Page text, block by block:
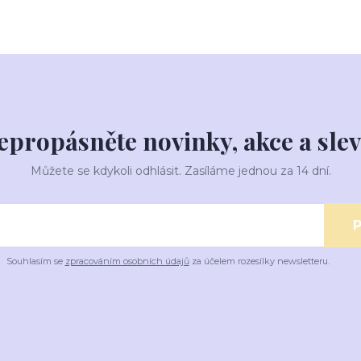
novinky, akce a
Můžete se kdykoli odhlásit. Zasíláme jednou za 14 dní.
Souhlasím se zpracováním osobních údajůza účelem rozesílky newsletteru.